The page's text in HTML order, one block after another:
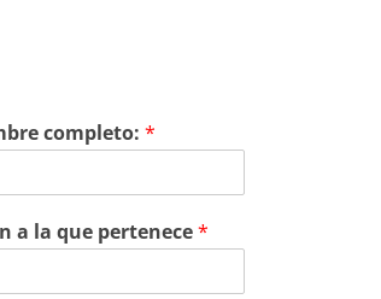
completo: *
a la que pertenece*